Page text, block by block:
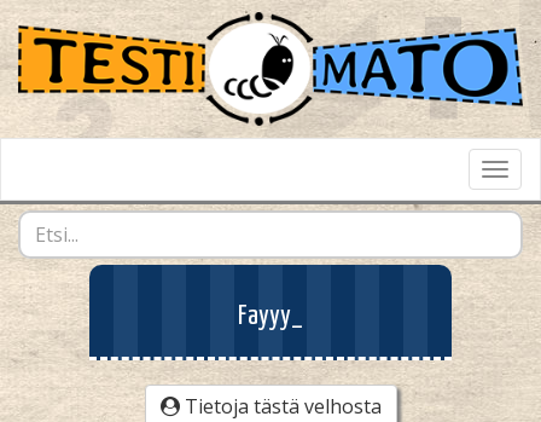
Fayyy_
Tietoja tästä velhosta